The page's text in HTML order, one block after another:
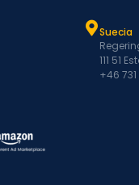
Suecia
111 51
+46 731